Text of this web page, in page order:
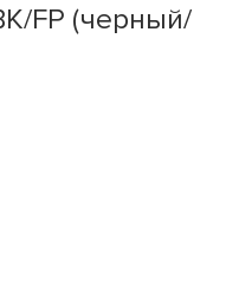
FP (черный/